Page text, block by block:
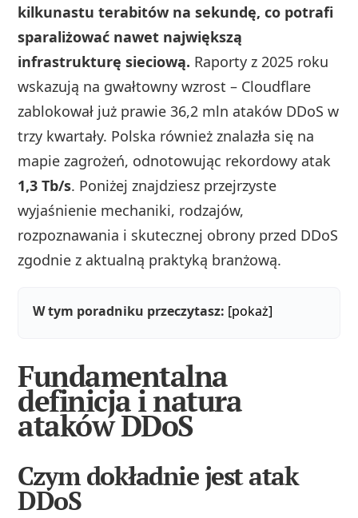
kilkunastu terabitów na sekundę, co potrafi
sparaliżować nawet największą
infrastrukturę sieciową. Raporty z 2025 roku
wskazują na gwałtowny wzrost – Cloudflare
zablokował już prawie 36,2 mln ataków DDoS w
trzy kwartały. Polska również znalazła się na
mapie zagrożeń, odnotowując rekordowy atak
1,3 Tb/s. Poniżej znajdziesz przejrzyste
wyjaśnienie mechaniki, rodzajów,
rozpoznawania i skutecznej obrony przed DDoS
zgodnie z aktualną praktyką branżową.
W tym poradniku przeczytasz: [pokaż]
Fundamentalna
definicja i natura
ataków DDoS
Czym dokładnie jest atak
DDoS